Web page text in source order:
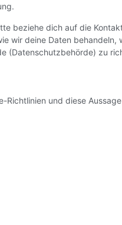
beziehe dich auf die
wir deine Daten
(Datenschutzbehörde) zu
Richtlinien und diese